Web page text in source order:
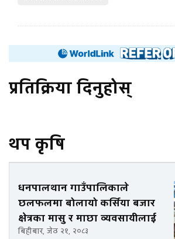
प्रतिक्रिया दिनुहोस्
थप कृषि
धनपालथान गाउँपालिकाले
छलफलमा बोलायो कर्सिया बजार
क्षेत्रका मासु र माछा व्यवसायीलाई
बिहीबार, जेठ २१, २०८३